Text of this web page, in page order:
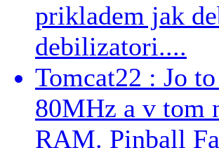
prikladem jak
debilizatori....
Tomcat22 : Jo
80MHz a v tom
RAM. Pinball